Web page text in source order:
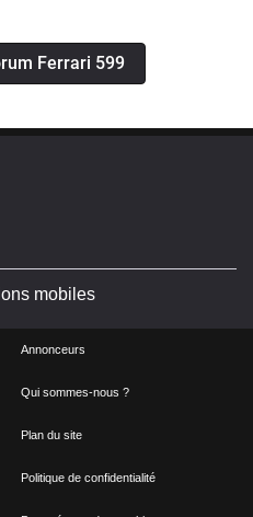
Ferrari 599
mobiles
Annonceurs
Qui sommes-nous ?
Plan du site
Politique de confidentialité